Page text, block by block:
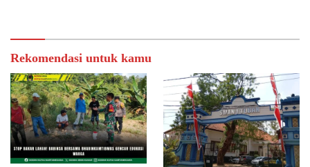
Rekomendasi untuk kamu